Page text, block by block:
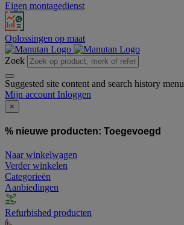
Eigen montagedienst
Oplossingen op maat
Zoek
Suggested site content and search history menu
Mijn account Inloggen
×
% nieuwe producten: Toegevoegd
Naar winkelwagen
Verder winkelen
Categorieën
Aanbiedingen
Refurbished producten